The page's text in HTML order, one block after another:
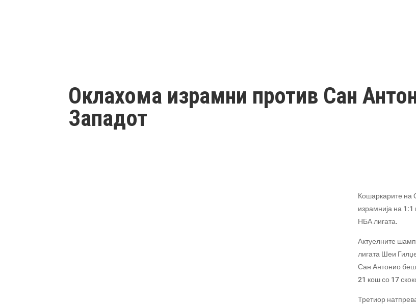
Оклахома израмни против Сан
Западот
Кошаркарите на
израмнија на
НБА лигата.
Актуелните
лигата Шеи
Сан Антонио
21 кош со 17
Третиор